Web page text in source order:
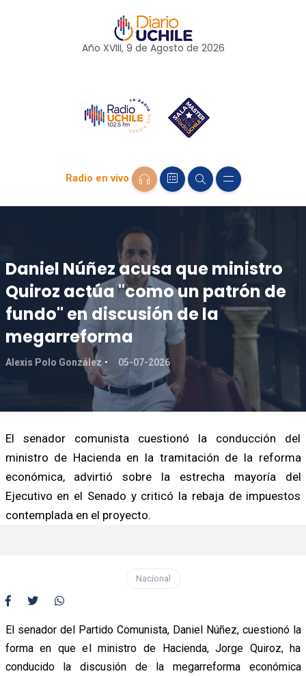
Año XVIII, 9 de Agosto de 2026
Radio en vivo
Daniel Núñez acusa que ministro
Quiroz actúa "como un patrón de
fundo" en discusión de la
megarreforma
Alexis Polo González 05-07-2026
El senador comunista cuestionó la conducción del
ministro de Hacienda en la tramitación de la reforma
económica, advirtió sobre la estrecha mayoría del
Ejecutivo en el Senado y criticó la rebaja de impuestos
contemplada en el proyecto.
Nacional
El senador del Partido Comunista, Daniel Núñez, cuestionó la
forma en que el ministro de Hacienda, Jorge Quiroz, ha
conducido la discusión de la megarreforma económica